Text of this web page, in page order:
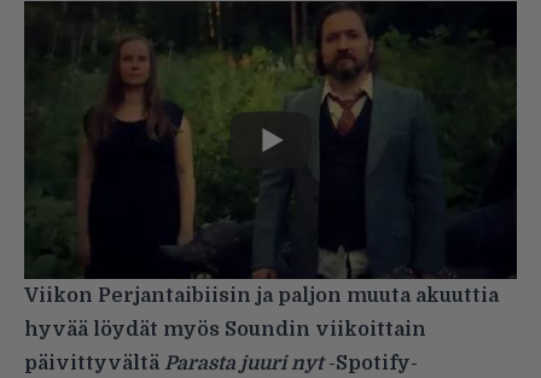
Viikon Perjantaibiisin ja paljon muuta akuuttia
hyvää löydät myös Soundin viikoittain
päivittyvältä Parasta juuri nyt-Spotify-